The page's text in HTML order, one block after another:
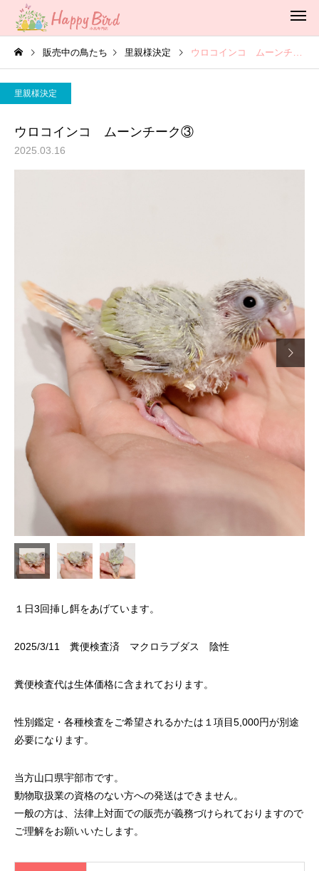
販売中の鳥たち 里親様決定 ウロコインコ ムーンチーク③
里親様決定
ウロコインコ ムーンチーク③
2025.03.16

１日3回挿し餌をあげています。
2025/3/11 糞便検査済 マクロラブダス 陰性
糞便検査代は生体価格に含まれております。
性別鑑定・各種検査をご希望されるかたは１項目5,000円が別途
必要になります。
当方山口県宇部市です。
動物取扱業の資格のない方への発送はできません。
一般の方は、法律上対面での販売が義務づけられておりますので
ご理解をお願いいたします。